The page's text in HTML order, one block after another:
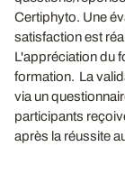
Certiphyto. Une
satisfaction est
L'appréciation du
formation. La
via un
participants
après la réussite